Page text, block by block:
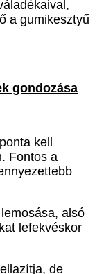
a gumikesztyű
gondozása
kell
Fontos a
alsó
lefekvéskor
de